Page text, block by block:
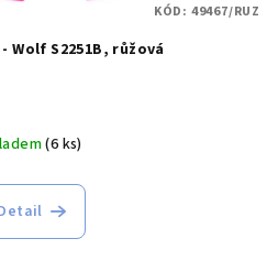
Wolf S2251B, růžová
(6 ks)
KÓD: 49467/RUZ